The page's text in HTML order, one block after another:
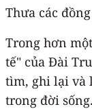
Thưa các
Trong hơn
tế" của Đài
tìm, ghi lại và
trong đời